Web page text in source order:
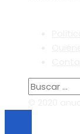
Buscar: